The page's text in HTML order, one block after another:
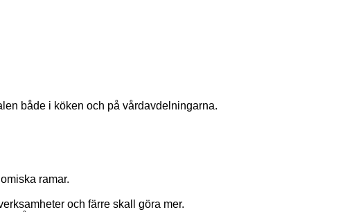
både i köken och på vårdavdelningarna.
ramar.
och färre skall göra mer.